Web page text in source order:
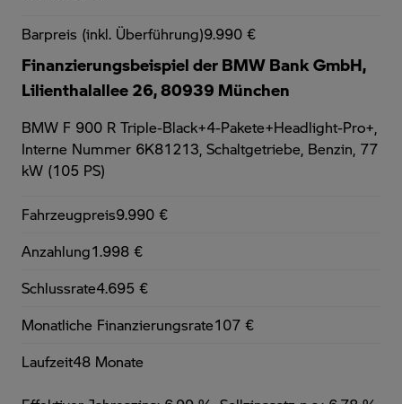
Barpreis (inkl. Überführung)9.990 €
Finanzierungsbeispiel der BMW Bank GmbH,
Lilienthalallee 26, 80939 München
BMW F 900 R Triple-Black+4-Pakete+Headlight-Pro+,
Interne Nummer 6K81213, Schaltgetriebe, Benzin, 77
kW (105 PS)
Fahrzeugpreis9.990 €
Anzahlung1.998 €
Schlussrate4.695 €
Monatliche Finanzierungsrate107 €
Laufzeit48 Monate